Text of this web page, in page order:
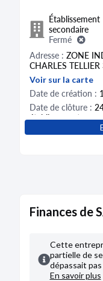
Établissement
secondaire
Fermé
Adresse : ZONE
CHARLES
Voir sur la carte
Date de création :
Date de clôture :
établissement
Finances de
Cette
partielle de
dépassait
En savoir plus